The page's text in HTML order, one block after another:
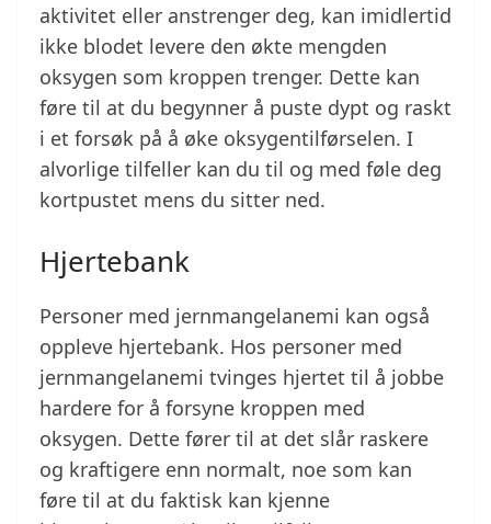
aktivitet eller anstrenger deg, kan imidlertid
ikke blodet levere den økte mengden
oksygen som kroppen trenger. Dette kan
føre til at du begynner å puste dypt og raskt
i et forsøk på å øke oksygentilførselen. I
alvorlige tilfeller kan du til og med føle deg
kortpustet mens du sitter ned.
Hjertebank
Personer med jernmangelanemi kan også
oppleve hjertebank. Hos personer med
jernmangelanemi tvinges hjertet til å jobbe
hardere for å forsyne kroppen med
oksygen. Dette fører til at det slår raskere
og kraftigere enn normalt, noe som kan
føre til at du faktisk kan kjenne